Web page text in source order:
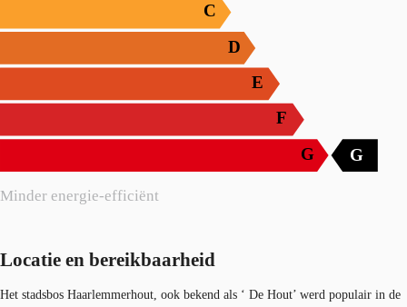
Minder energie-efficiënt
C
D
E
F
G
G
Locatie en bereikbaarheid
Het stadsbos Haarlemmerhout, ook bekend als ‘ De Hout’ werd populair in de